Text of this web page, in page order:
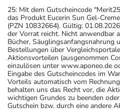
25: Mit dem Gutscheincode
das Produkt Eucerin Sun Gel-
(PZN 10832664). Gültig:
der Vorrat reicht. Nicht anwendbar
Bücher, Säuglingsanfangsnahrung
Bestellungen über
Aktionsvorteilen (ausgenommen
einzulösen unter www.aponeo.de
Eingabe des Gutscheincodes im
Vorteils automatisch vom
behalten uns das Recht vor, die
wichtigen Grundes zu beenden
Gutschein bzw. durch eine andere